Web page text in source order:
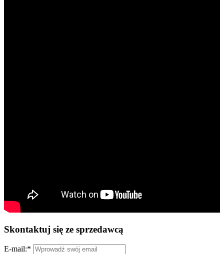
Skontaktuj się ze sprzedawcą
E-mail:*